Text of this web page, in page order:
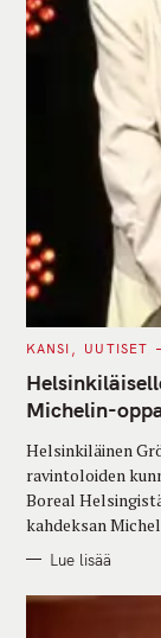
C
T
E
G
O
I
E
S
KANSI UUTISET
Michelin-
Helsinkiläinen
ravintoloiden
Boreal
kahdeksan
Lue lisää